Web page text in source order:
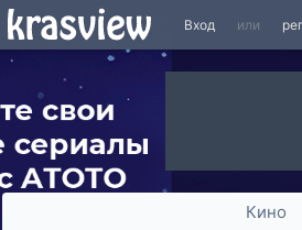
Вход или
Кино